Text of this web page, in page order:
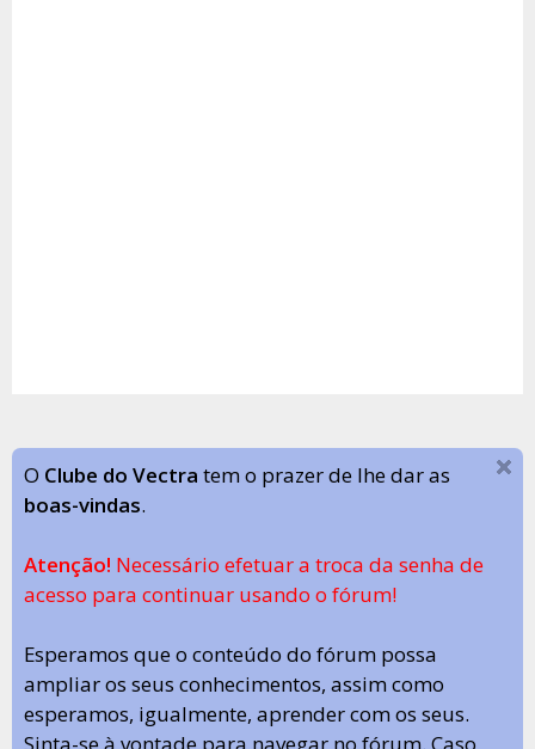
O Clube do Vectra tem o prazer de lhe dar as
boas-vindas.
Atenção! Necessário efetuar a troca da senha de
acesso para continuar usando o fórum!
Esperamos que o conteúdo do fórum possa
ampliar os seus conhecimentos, assim como
esperamos, igualmente, aprender com os seus.